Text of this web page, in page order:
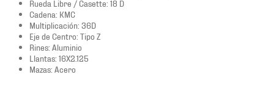
Rueda Libre / Casette: 18 D
Cadena: KMC
Multiplicación: 36D
Eje de Centro: Tipo Z
Rines: Aluminio
Llantas: 16X2.125
Mazas: Acero